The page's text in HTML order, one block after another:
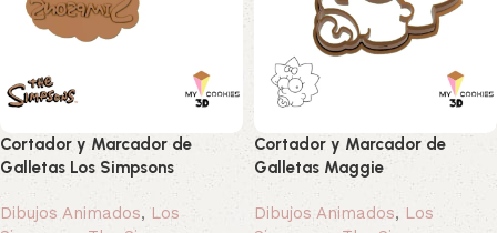
Cortador y Marcador de
Galletas Los Simpsons
Dibujos Animados,Los
Cortador y Marcador de
Galletas Maggie
Dibujos Animados, Los